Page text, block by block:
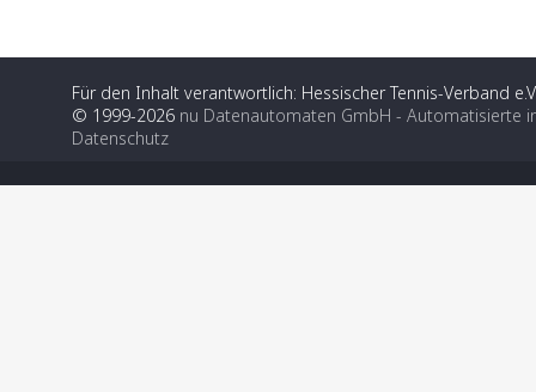
Für den Inhalt verantwortlich: Hessischer Tennis-Verband
© 1999-2026 nu Datenautomaten GmbH - Automatisierte
Datenschutz